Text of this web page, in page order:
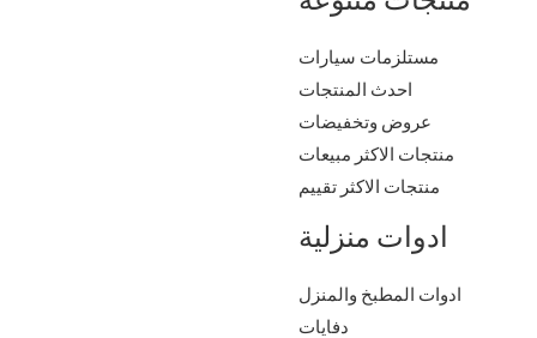
مستلزمات سيارات
احدث المنتجات
عروض وتخفيضات
منتجات الاكثر مبيعات
منتجات الاكثر تقييم
ادوات منزلية
ادوات المطبخ والمنزل
دفايات